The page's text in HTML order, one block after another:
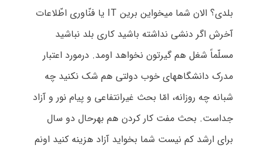
بلدی؟ الان شما میخواین برین IT یا فنّاوری اطّلاعات
آخرش اگر دنشی نداشته باشید کاری بلد نباشید
مسلّماً شغل هم گیرتون نخواهد اومد. درمورد اعتبار
مدرک دانشگاههای خوب دولتی هم شک نکنید چه
شبانه چه روزانه، امّا بحث غیرانتفاعی و پیام نور و آزاد
جداست. بحث مفت کار کردن هم بهرحال دو سال
برای ارشد کم نیست شما بخواید آزاد هزینه کنید اونم